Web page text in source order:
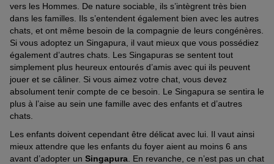
vers les Hommes. De nature sociable, ils s’intègrent très bien
dans les familles. Ils s’entendent également bien avec les autres
chats, et ont même besoin de la compagnie de leurs congénères.
Si vous adoptez un Singapura, il vaut mieux que vous possédiez
également d’autres chats. Les Singapuras se sentent tout
simplement plus heureux entourés d’amis avec qui ils peuvent
jouer et se câliner. Si vous aimez votre chat, vous devez
absolument tenir compte de ce besoin. Le Singapura se sentira le
plus à l’aise au sein une famille avec des enfants et d’autres
chats.
Les enfants doivent cependant être délicat avec lui. Il vaut ainsi
mieux attendre que les enfants du foyer aient au moins 6 ans
avant d’adopter un Singapura . En revanche, ce n’est pas un chat